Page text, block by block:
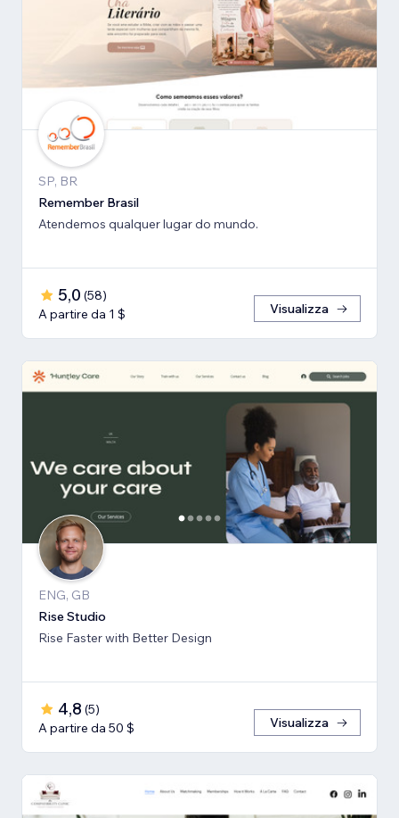
SP, BR
Remember Brasil
Atendemos qualquer lugar do mundo.
5,0 (58)
A partire da 1 $
Visualizza
ENG, GB
Rise Studio
Rise Faster with Better Design
4,8 (5)
A partire da 50 $
Visualizza